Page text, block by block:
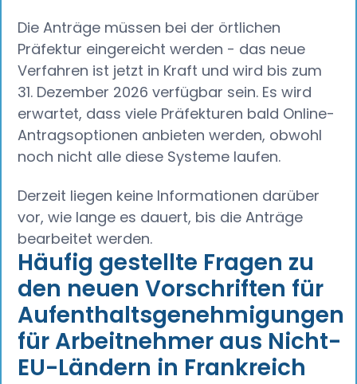
Die Anträge müssen bei der örtlichen
Präfektur eingereicht werden - das neue
Verfahren ist jetzt in Kraft und wird bis zum
31. Dezember 2026 verfügbar sein. Es wird
erwartet, dass viele Präfekturen bald Online-
Antragsoptionen anbieten werden, obwohl
noch nicht alle diese Systeme laufen.
Derzeit liegen keine Informationen darüber
vor, wie lange es dauert, bis die Anträge
bearbeitet werden.
Häufig gestellte Fragen zu
den neuen Vorschriften für
Aufenthaltsgenehmigungen
für Arbeitnehmer aus Nicht-
EU-Ländern in Frankreich